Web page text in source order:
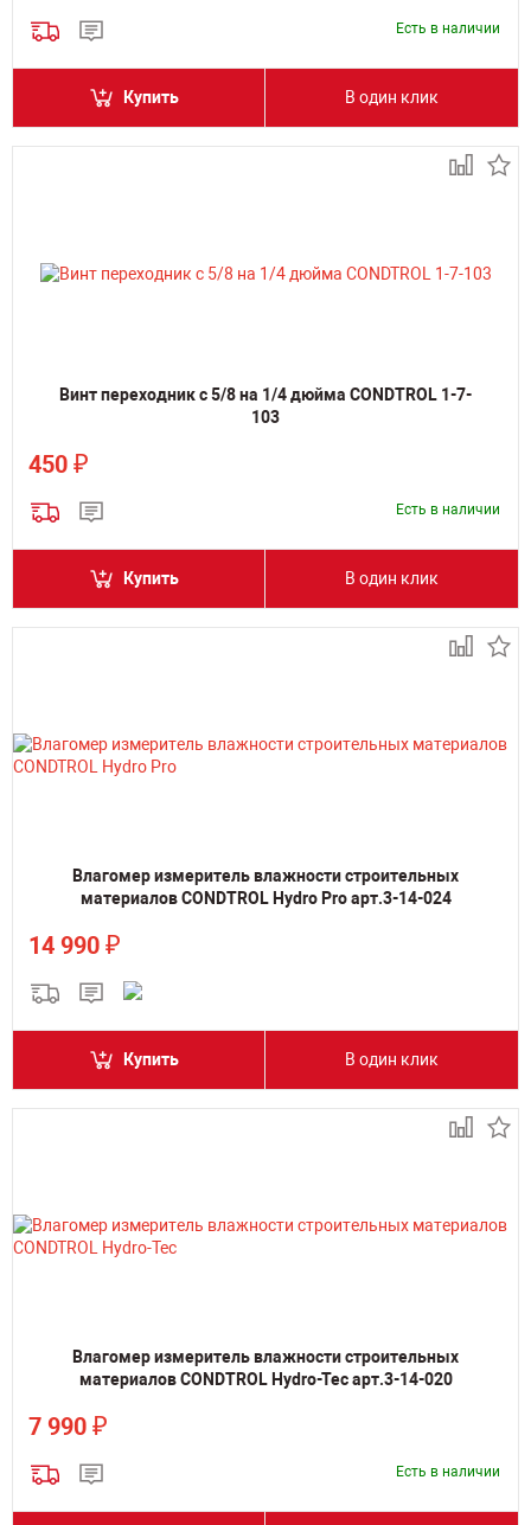
Есть в наличии
Купить В один клик
Винт переходник с 5/8 на 1/4 дюйма CONDTROL 1-7-
103
450 ₽
Есть в наличии
Купить В один клик
Влагомер измеритель влажности строительных
материалов CONDTROL Hydro Pro арт.3-14-024
14 990 ₽
Купить В один клик
Влагомер измеритель влажности строительных
материалов CONDTROL Hydro-Tec арт.3-14-020
7 990 ₽
Есть в наличии